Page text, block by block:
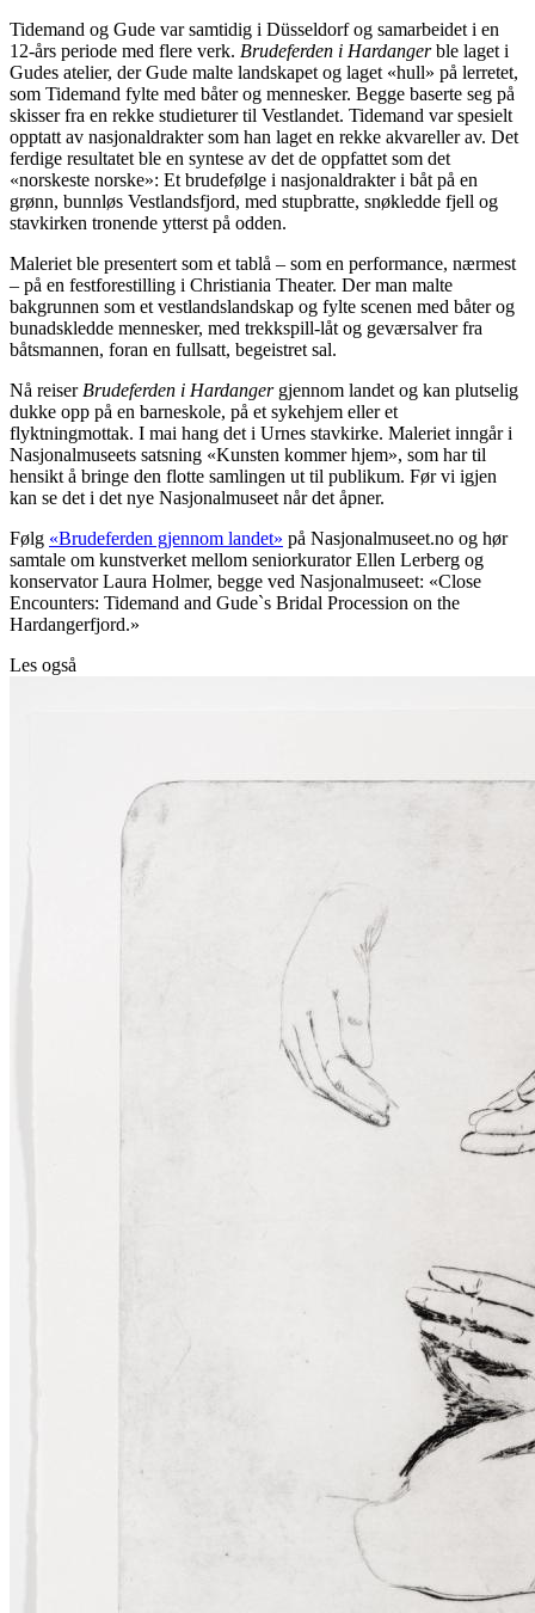
Tidemand og Gude var samtidig i Düsseldorf og samarbeidet i en
12-års periode med flere verk. Brudeferden i Hardangerble laget i
Gudes atelier, der Gude malte landskapet og laget «hull» på lerretet,
som Tidemand fylte med båter og mennesker. Begge baserte seg på
skisser fra en rekke studieturer til Vestlandet. Tidemand var spesielt
opptatt av nasjonaldrakter som han laget en rekke akvareller av. Det
ferdige resultatet ble en syntese av det de oppfattet som det
«norskeste norske»: Et brudefølge i nasjonaldrakter i båt på en
grønn, bunnløs Vestlandsfjord, med stupbratte, snøkledde fjell og
stavkirken tronende ytterst på odden.
Maleriet ble presentert som et tablå – som en performance, nærmest
– på en festforestilling i Christiania Theater. Der man malte
bakgrunnen som et vestlandslandskap og fylte scenen med båter og
bunadskledde mennesker, med trekkspill-låt og geværsalver fra
båtsmannen, foran en fullsatt, begeistret sal.
Nå reiser Brudeferden i Hardangergjennom landet og kan plutselig
dukke opp på en barneskole, på et sykehjem eller et
flyktningmottak. I mai hang det i Urnes stavkirke. Maleriet inngår i
Nasjonalmuseets satsning «Kunsten kommer hjem», som har til
hensikt å bringe den flotte samlingen ut til publikum. Før vi igjen
kan se det i det nye Nasjonalmuseet når det åpner.
Følg «Brudeferden gjennom landet» på Nasjonalmuseet.no og hør
samtale om kunstverket mellom seniorkurator Ellen Lerberg og
konservator Laura Holmer, begge ved Nasjonalmuseet: «Close
Encounters: Tidemand and Gude`s Bridal Procession on the
Hardangerfjord.»
Les også